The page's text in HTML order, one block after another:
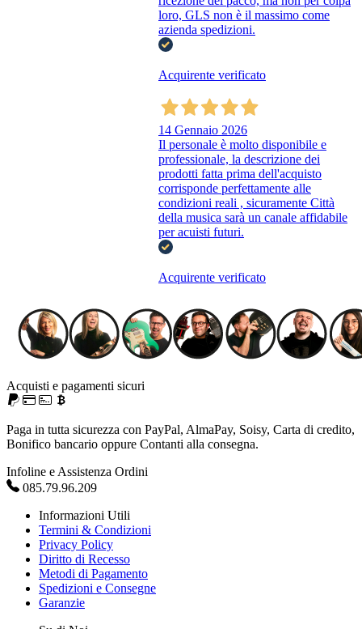
loro, GLS non è il massimo come
azienda spedizioni.
Acquirente verificato
14 Gennaio 2026
Il personale è molto disponibile e
professionale, la descrizione dei
prodotti fatta prima dell'acquisto
corrisponde perfettamente alle
condizioni reali , sicuramente Città
della musica sarà un canale affidabile
per acuisti futuri.
Acquirente verificato
Acquisti e pagamenti sicuri
Paga in tutta sicurezza con PayPal, AlmaPay, Soisy, Carta di credito,
Bonifico bancario oppure Contanti alla consegna.
Infoline e Assistenza Ordini
085.79.96.209
Informazioni Utili
Termini & Condizioni
Privacy Policy
Diritto di Recesso
Metodi di Pagamento
Spedizioni e Consegne
Garanzie